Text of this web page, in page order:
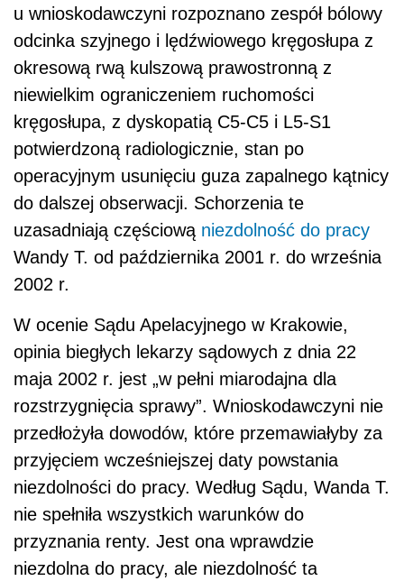
u wnioskodawczyni rozpoznano zespół bólowy
odcinka szyjnego i lędźwiowego kręgosłupa z
okresową rwą kulszową prawostronną z
niewielkim ograniczeniem ruchomości
kręgosłupa, z dyskopatią C5-C5 i L5-S1
potwierdzoną radiologicznie, stan po
operacyjnym usunięciu guza zapalnego kątnicy
do dalszej obserwacji. Schorzenia te
uzasadniają częściową niezdolność do pracy
Wandy T. od października 2001 r. do września
2002 r.
W ocenie Sądu Apelacyjnego w Krakowie,
opinia biegłych lekarzy sądowych z dnia 22
maja 2002 r. jest „w pełni miarodajna dla
rozstrzygnięcia sprawy”. Wnioskodawczyni nie
przedłożyła dowodów, które przemawiałyby za
przyjęciem wcześniejszej daty powstania
niezdolności do pracy. Według Sądu, Wanda T.
nie spełniła wszystkich warunków do
przyznania renty. Jest ona wprawdzie
niezdolna do pracy, ale niezdolność ta